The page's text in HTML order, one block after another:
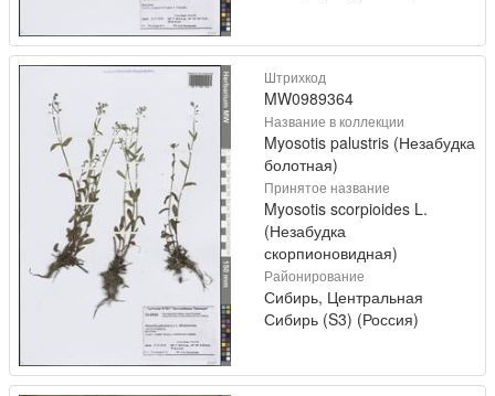
Штрихкод
MW0989364
Название в коллекции
Myosotis palustris (Незабудка
болотная)
Принятое название
Myosotis scorpioides L.
(Незабудка
скорпионовидная)
Районирование
Сибирь, Центральная
Сибирь (S3) (Россия)